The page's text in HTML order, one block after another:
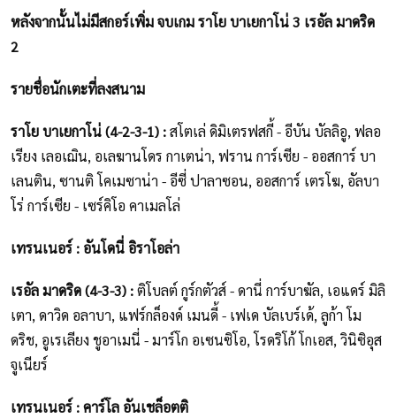
หลังจากนั้นไม่มีสกอร์เพิ่ม จบเกม ราโย บาเยกาโน่ 3 เรอัล มาดริด
2
รายชื่อนักเตะที่ลงสนาม
ราโย บาเยกาโน่ (4-2-3-1) :สโตเล่ ดิมิเตรฟสกี้ - อีบัน บัลลิอู, ฟลอ
เรียง เลอเฌิน, อเลฆานโดร กาเตน่า, ฟราน การ์เซีย - ออสการ์ บา
เลนติน, ซานติ โคเมซาน่า - อีซี่ ปาลาซอน, ออสการ์ เตรโฆ, อัลบา
โร่ การ์เซีย - เซร์คิโอ คาเมลโล่
เทรนเนอร์ : อันโดนี่ อิราโอล่า
เรอัล มาดริด (4-3-3) :ติโบลต์ กูร์กตัวส์ - ดานี่ การ์บาฆัล, เอแดร์ มิลิ
เตา, ดาวิด อลาบา, แฟร์กล็องด์ เมนดี้ - เฟเด บัลเบร์เด้, ลูก้า โม
ดริช, อูเรเลียง ชูอาเมนี่ - มาร์โก อเซนซิโอ, โรดริโก้ โกเอส, วินิซิอุส
จูเนียร์
เทรนเนอร์ : คาร์โล อันเชล็อตติ